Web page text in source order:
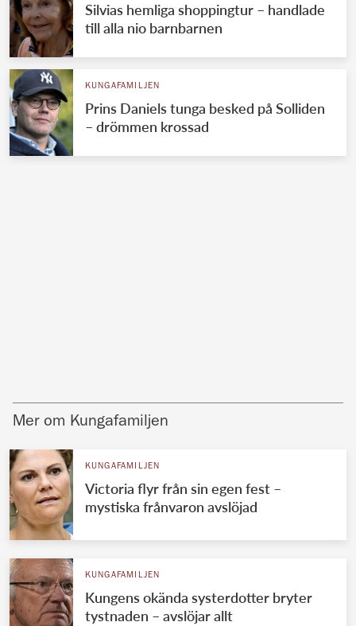
Silvias hemliga shoppingtur – handlade
till alla nio barnbarnen
KUNGAFAMILJEN
Prins Daniels tunga besked på Solliden
– drömmen krossad
Mer om Kungafamiljen
KUNGAFAMILJEN
Victoria flyr från sin egen fest –
mystiska frånvaron avslöjad
KUNGAFAMILJEN
Kungens okända systerdotter bryter
tystnaden – avslöjar allt